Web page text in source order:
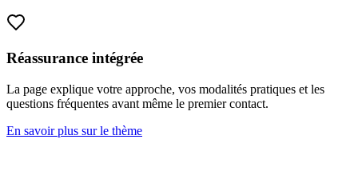
Réassurance intégrée
La page explique votre approche, vos modalités pratiques et les
questions fréquentes avant même le premier contact.
En savoir plus sur le thème